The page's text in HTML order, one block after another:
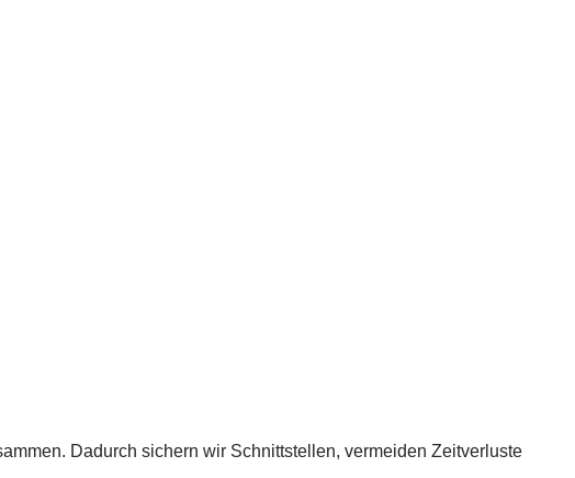
Dadurch sichern wir Schnittstellen, vermeiden Zeitverluste